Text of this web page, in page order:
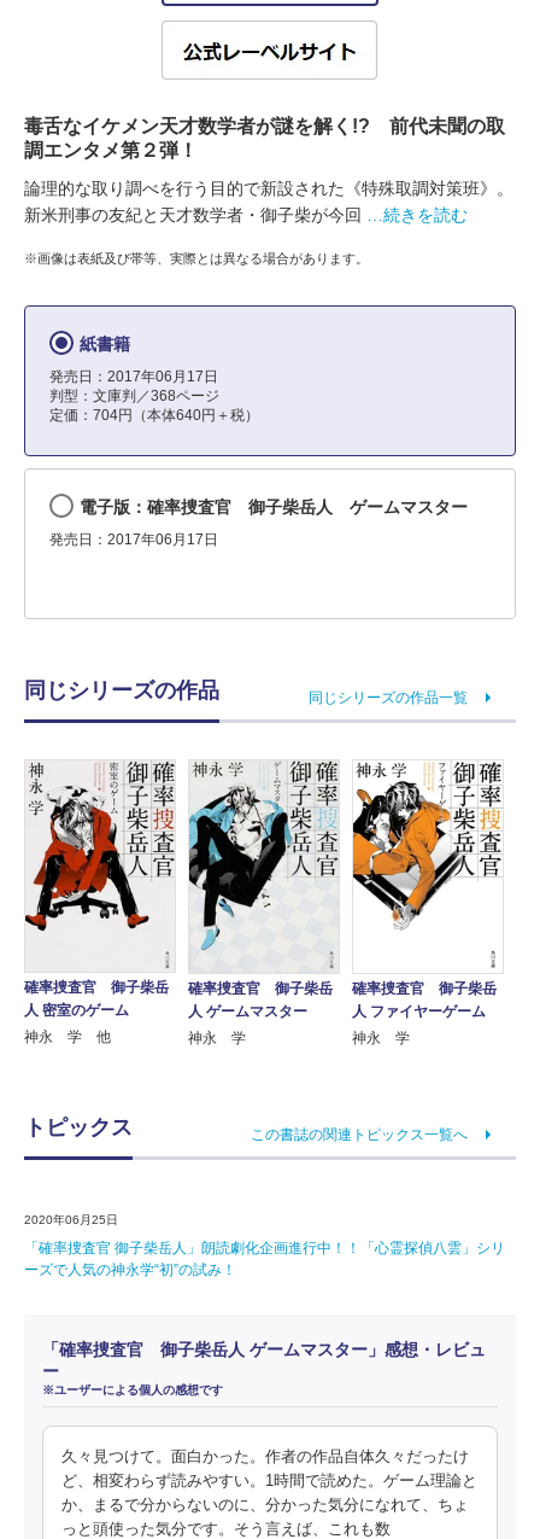
毒舌なイケメン天才数学者が謎を解く!? 前代未聞の取
調エンタメ第２弾！
論理的な取り調べを行う目的で新設された《特殊取調対策班》。
新米刑事の友紀と天才数学者・御子柴が今回
…続きを読む
※画像は表紙及び帯等、実際とは異なる場合があります。
紙書籍
発売日：2017年06月17日
判型：文庫判／368ページ
定価：704円（本体640円＋税）
電子版：確率捜査官 御子柴岳人 ゲームマスター
発売日：2017年06月17日
同じシリーズの作品 同じシリーズの作品一覧
確率捜査官 御子柴岳
人 密室のゲーム
神永 学 他
確率捜査官 御子柴岳
人 ゲームマスター
神永 学
確率捜査官 御子柴岳
人 ファイヤーゲーム
神永 学
トピックス この書誌の関連トピックス一覧へ
2020年06月25日
「確率捜査官 御子柴岳人」朗読劇化企画進行中！！「心霊探偵八雲」シリ
ーズで人気の神永学“初”の試み！
「確率捜査官 御子柴岳人 ゲームマスター」感想・レビュ
ー
※ユーザーによる個人の感想です
久々見つけて。面白かった。作者の作品自体久々だったけ
ど、相変わらず読みやすい。1時間で読めた。ゲーム理論と
か、まるで分からないのに、分かった気分になれて、ちょ
っと頭使った気分です。そう言えば、これも数